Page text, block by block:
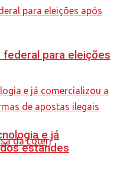
para eleições
e já
estandes